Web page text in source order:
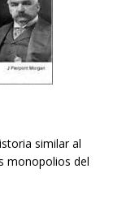
similar al
monopolios del